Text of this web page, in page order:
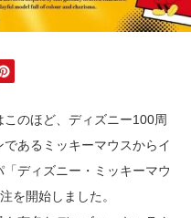
このほど、ディズニー100周
あるミッキーマウスからイ
ディズニー・ミッキーマウ
を開始しました。